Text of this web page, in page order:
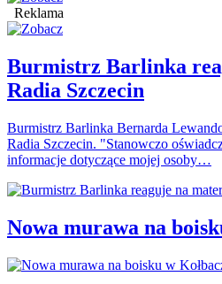
Reklama
Burmistrz Barlinka
Radia Szczecin
Burmistrz Barlinka Bernarda
Radia Szczecin. "Stanowczo
informacje dotyczące mojej osoby…
Nowa murawa na